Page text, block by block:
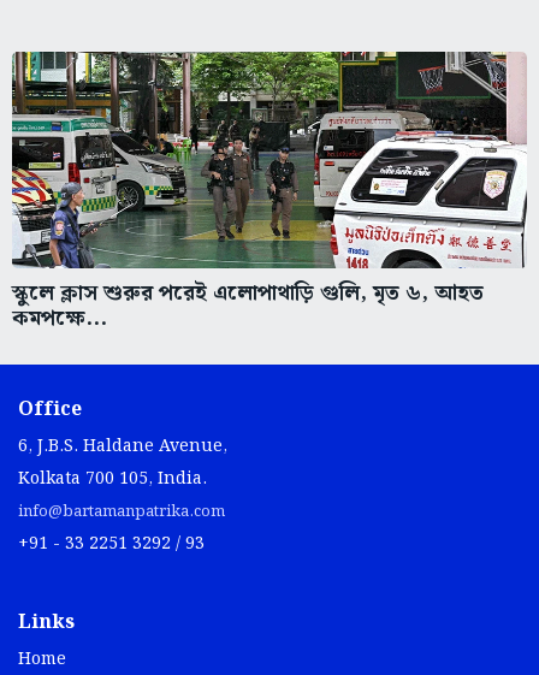
স্কুলে ক্লাস শুরুর পরেই এলোপাথাড়ি গুলি, মৃত ৬, আহত
কমপক্ষে...
Office
6, J.B.S. Haldane Avenue,
Kolkata 700 105, India.
info@bartamanpatrika.com
+91 - 33 2251 3292 / 93
Links
Home